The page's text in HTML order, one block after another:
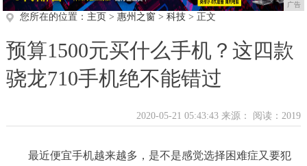
广告
您所在的位置： 主页 > 惠州之窗> 科技> 正文
预算1500元买什么手机？这四款
骁龙710手机绝不能错过
2020-05-21 05:43:43 来源： 阅读：2019
最近便宜手机越来越多，是不是感觉选择困难症又要犯